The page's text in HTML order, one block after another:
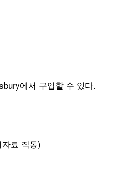
에서 구입할 수 있다.
자료 직통)